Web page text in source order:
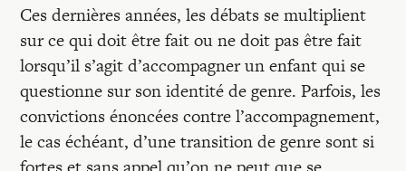
Recherches
Entretiens
Revues
Ces dernières années, les débats se multiplient
sur ce qui doit être fait ou ne doit pas être fait
lorsqu’il s’agit d’accompagner un enfant qui se
questionne sur son identité de genre. Parfois, les
convictions énoncées contre l’accompagnement,
le cas échéant, d’une transition de genre sont si